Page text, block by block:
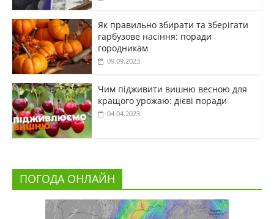
Як правильно збирати та зберігати
гарбузове насіння: поради
городникам
09.09.2023
Чим підживити вишню весною для
кращого урожаю: дієві поради
04.04.2023
ПОГОДА ОНЛАЙН